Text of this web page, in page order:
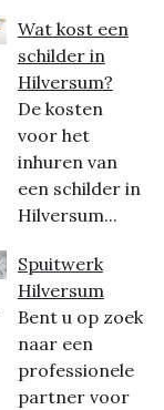
Wat kost een
schilder in
Hilversum?
De kosten
voor het
inhuren van
een schilder in
Hilversum...
Spuitwerk
Hilversum
Bent u op zoek
naar een
professionele
partner voor